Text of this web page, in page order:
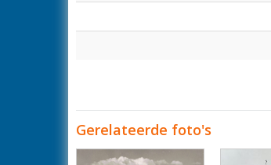
Gerelateerde foto's